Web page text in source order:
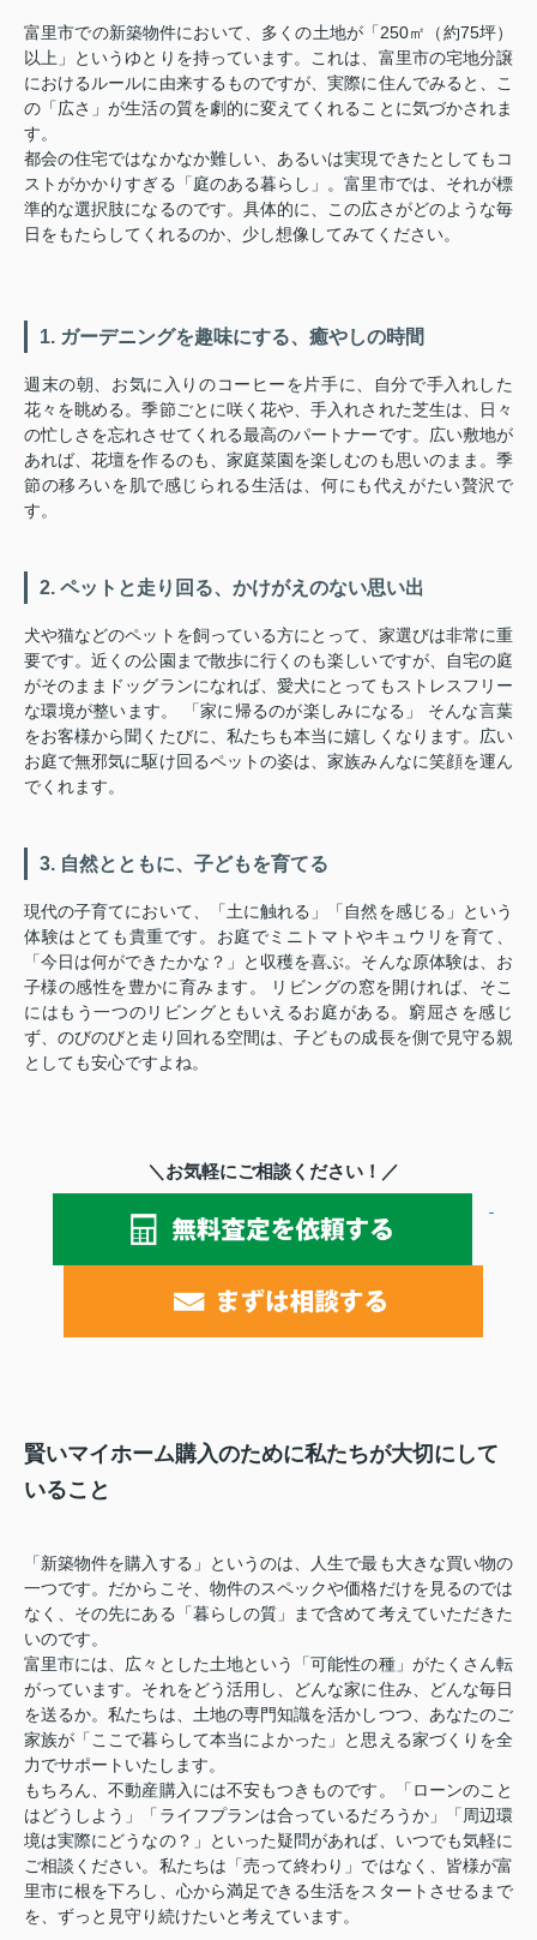
富里市での新築物件において、多くの土地が「250㎡（約75坪）
以上」というゆとりを持っています。これは、富里市の宅地分譲
におけるルールに由来するものですが、実際に住んでみると、こ
の「広さ」が生活の質を劇的に変えてくれることに気づかされま
す。
都会の住宅ではなかなか難しい、あるいは実現できたとしてもコ
ストがかかりすぎる「庭のある暮らし」。富里市では、それが標
準的な選択肢になるのです。具体的に、この広さがどのような毎
日をもたらしてくれるのか、少し想像してみてください。
1. ガーデニングを趣味にする、癒やしの時間
週末の朝、お気に入りのコーヒーを片手に、自分で手入れした
花々を眺める。季節ごとに咲く花や、手入れされた芝生は、日々
の忙しさを忘れさせてくれる最高のパートナーです。広い敷地が
あれば、花壇を作るのも、家庭菜園を楽しむのも思いのまま。季
節の移ろいを肌で感じられる生活は、何にも代えがたい贅沢で
す。
2. ペットと走り回る、かけがえのない思い出
犬や猫などのペットを飼っている方にとって、家選びは非常に重
要です。近くの公園まで散歩に行くのも楽しいですが、自宅の庭
がそのままドッグランになれば、愛犬にとってもストレスフリー
な環境が整います。 「家に帰るのが楽しみになる」 そんな言葉
をお客様から聞くたびに、私たちも本当に嬉しくなります。広い
お庭で無邪気に駆け回るペットの姿は、家族みんなに笑顔を運ん
でくれます。
3. 自然とともに、子どもを育てる
現代の子育てにおいて、「土に触れる」「自然を感じる」という
体験はとても貴重です。お庭でミニトマトやキュウリを育て、
「今日は何ができたかな？」と収穫を喜ぶ。そんな原体験は、お
子様の感性を豊かに育みます。 リビングの窓を開ければ、そこ
にはもう一つのリビングともいえるお庭がある。窮屈さを感じ
ず、のびのびと走り回れる空間は、子どもの成長を側で見守る親
としても安心ですよね。
＼お気軽にご相談ください！／
賢いマイホーム購入のために私たちが大切にして
いること
「新築物件を購入する」というのは、人生で最も大きな買い物の
一つです。だからこそ、物件のスペックや価格だけを見るのでは
なく、その先にある「暮らしの質」まで含めて考えていただきた
いのです。
富里市には、広々とした土地という「可能性の種」がたくさん転
がっています。それをどう活用し、どんな家に住み、どんな毎日
を送るか。私たちは、土地の専門知識を活かしつつ、あなたのご
家族が「ここで暮らして本当によかった」と思える家づくりを全
力でサポートいたします。
もちろん、不動産購入には不安もつきものです。「ローンのこと
はどうしよう」「ライフプランは合っているだろうか」「周辺環
境は実際にどうなの？」といった疑問があれば、いつでも気軽に
ご相談ください。私たちは「売って終わり」ではなく、皆様が富
里市に根を下ろし、心から満足できる生活をスタートさせるまで
を、ずっと見守り続けたいと考えています。